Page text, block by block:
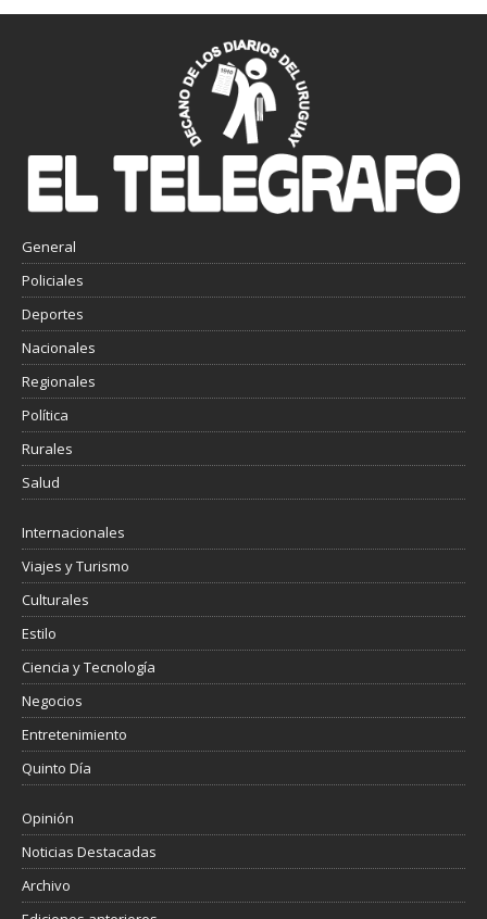
General
Policiales
Deportes
Nacionales
Regionales
Política
Rurales
Salud
Internacionales
Viajes y Turismo
Culturales
Estilo
Ciencia y Tecnología
Negocios
Entretenimiento
Quinto Día
Opinión
Noticias Destacadas
Archivo